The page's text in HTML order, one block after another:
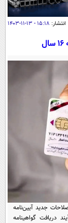
انتشار: ۱۵:۱۸ - ۱۳-۱۱-۱۴۰۳
جدید آیین‌نامه
دریافت گواهینامه